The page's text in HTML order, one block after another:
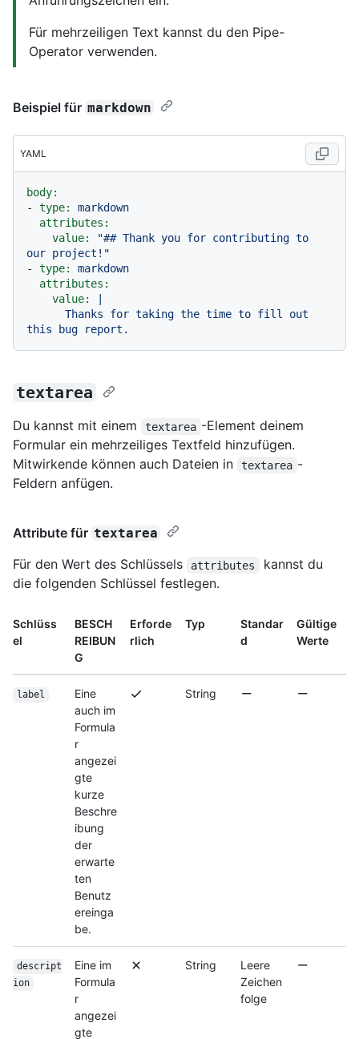
Für mehrzeiligen Text kannst du den Pipe-
Operator verwenden.
Beispiel für markdown
YAML
body:
-
type:
markdown
attributes:
value:
"## Thank you for contributing to
our project!"
-
type:
markdown
attributes:
value:
textarea
Du kannst mit einem textarea -Element deinem
Formular ein mehrzeiliges Textfeld hinzufügen.
Mitwirkende können auch Dateien in
textarea -
Feldern anfügen.
Attribute für textarea
Für den Wert des Schlüssels attributes
kannst du
die folgenden Schlüssel festlegen.
Schlüss
el
BESCH
REIBUN
G
Erforde
rlich
Typ
Standar
d
Gültige
Werte
label
Eine
auch im
Formula
r
angezei
gte
kurze
Beschre
ibung
der
erwarte
ten
Benutz
ereinga
be.
String
descript
ion
Eine im
Formula
r
angezei
gte
String
Leere
Zeichen
folge